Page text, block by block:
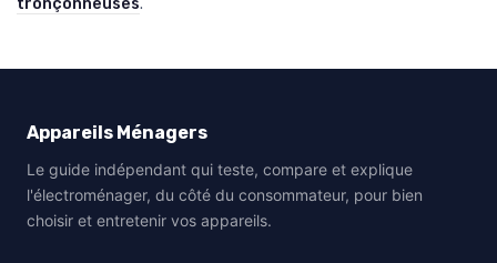
tronçonneuses.
Appareils Ménagers
Le guide indépendant qui teste, compare et explique
l'électroménager, du côté du consommateur, pour bien
choisir et entretenir vos appareils.